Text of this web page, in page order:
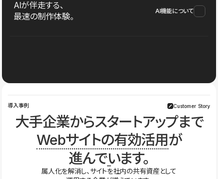
AIが伴走する、
最速の制作体験。
AI機能について
導入事例 Customer Story
大手企業からスタートアップまで
Webサイトの有効活用が
進んでいます。
属人化を解消し、サイトを社内の共有資産として